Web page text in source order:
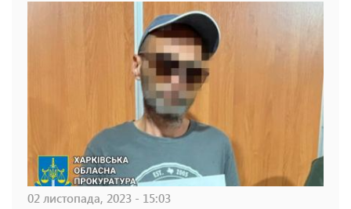
02 листопада, 2023 - 15:03